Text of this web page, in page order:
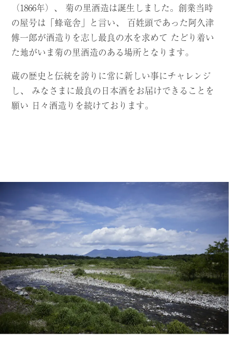
（1866年）、
菊の里酒造は誕生しました。創業当時
の屋号は「蜂竜舎」と言い、
百姓頭であった阿久津
傅一郎が酒造りを志し最良の水を求めて たどり着い
た地がいま菊の里酒造のある場所となります。
蔵の歴史と伝統を誇りに常に新しい事にチャレンジ
し、
みなさまに最良の日本酒をお届けできることを
願い 日々酒造りを続けております。